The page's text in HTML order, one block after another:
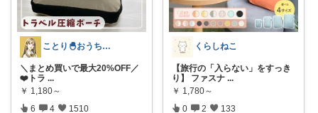
ことり🐣おうち時間快適＆UV対策
＼まとめ買いで最大20%OFF／
❤️トラ ...
￥ 1,180～
6 4 1510
くらしねこ
【旅行の「入らない」をすっき
り】 ファスナ ...
￥ 1,780～
0 2 133